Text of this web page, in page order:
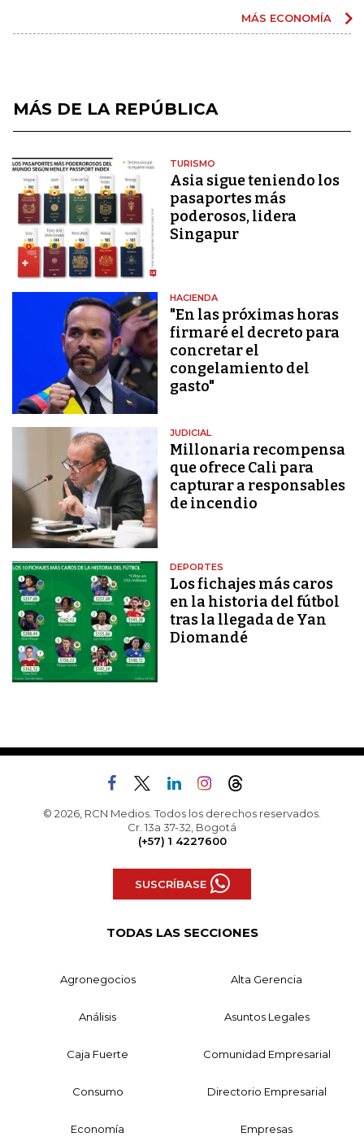
MÁS ECONOMÍA
MÁS DE LA REPÚBLICA
TURISMO
Asia sigue teniendo los
pasaportes más
poderosos, lidera
Singapur
HACIENDA
"En las próximas horas
firmaré el decreto para
concretar el
congelamiento del
gasto"
JUDICIAL
Millonaria recompensa
que ofrece Cali para
capturar a responsables
de incendio
DEPORTES
Los fichajes más caros
en la historia del fútbol
tras la llegada de Yan
Diomandé
© 2026, RCN Medios. Todos los derechos reservados.
Cr. 13a 37-32, Bogotá
(+57) 1 4227600
SUSCRÍBASE
TODAS LAS SECCIONES
Agronegocios Alta Gerencia
Análisis Asuntos Legales
Caja Fuerte Comunidad Empresarial
Consumo Directorio Empresarial
Economía Empresas